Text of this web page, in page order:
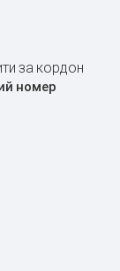
за кордон
номер